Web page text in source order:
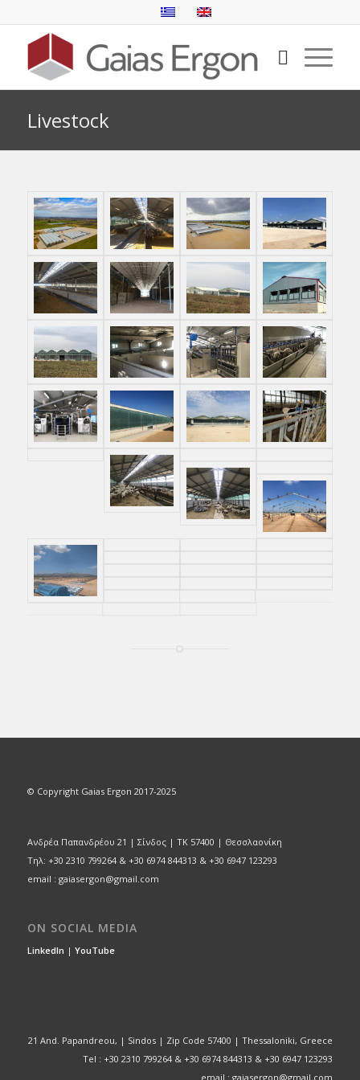
Livestock
© Copyright Gaias Ergon 2017-2025
Ανδρέα Παπανδρέου 21 | Σίνδος | ΤΚ 57400 | Θεσσλαονίκη
Τηλ: +30 2310 799264 & +30 6974 844313 & +30 6947 123293
email : gaiasergon@gmail.com
ON SOCIAL MEDIA
LinkedIn | YouTube
21 And. Papandreou, | Sindos | Zip Code 57400 | Thessaloniki, Greece
Tel : +30 2310 799264 & +30 6974 844313 & +30 6947 123293
email : gaiasergon@gmail.com